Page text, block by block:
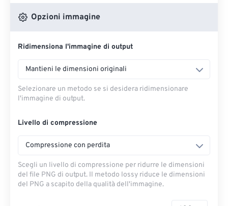
Opzioni immagine
Ridimensiona l'immagine di output
Mantieni le dimensioni originali
Selezionare un metodo se si desidera ridimensionare
l'immagine di output.
Livello di compressione
Compressione con perdita
Scegli un livello di compressione per ridurre le dimensioni
del file PNG di output. Il metodo lossy riduce le dimensioni
del PNG a scapito della qualità dell'immagine.